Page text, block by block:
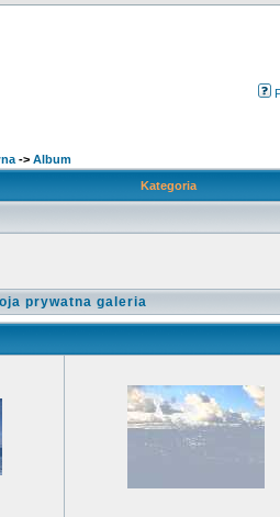
-> Album
Kategoria
prywatna galeria